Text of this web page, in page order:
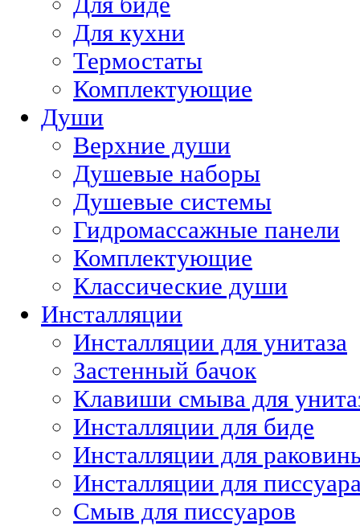
Для кухни
Термостаты
Комплектующие
Души
Верхние души
Душевые наборы
Душевые системы
Гидромассажные панели
Комплектующие
Классические души
Инсталляции
Инсталляции для унитаза
Застенный бачок
Клавиши смыва для
Инсталляции для биде
Инсталляции для
Инсталляции для
Смыв для писсуаров